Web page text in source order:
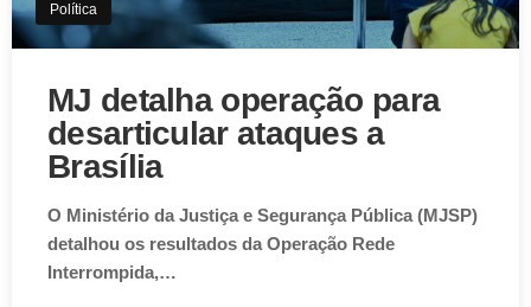
Política
MJ detalha operação para
desarticular ataques a
Brasília
O Ministério da Justiça e Segurança Pública (MJSP)
detalhou os resultados da Operação Rede
Interrompida,…